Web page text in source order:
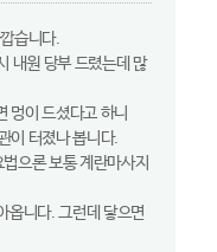
습니다.
내원 당부 드렸는데 많
멍이 드셨다고 하니
이 터졌나 봅니다.
으론 보통 계란마사지
옵니다. 그런데 닿으면